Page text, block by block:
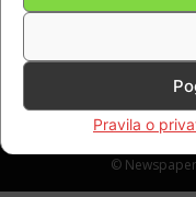
Pravila o
Braniteljski portal -
Impressum
©